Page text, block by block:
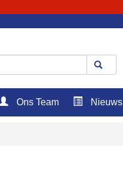
Ons Team Nieuws